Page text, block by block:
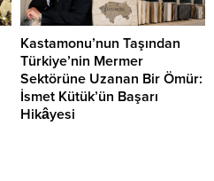
Kastamonu’nun Taşından
Türkiye’nin Mermer
Sektörüne Uzanan Bir Ömür:
İsmet Kütük’ün Başarı
Hikâyesi